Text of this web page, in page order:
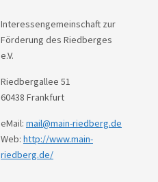
Interessengemeinschaft zur
Förderung des Riedberges
e.V.
Riedbergallee 51
60438 Frankfurt
eMail: mail@main-riedberg.de
Web: http://www.main-
riedberg.de/